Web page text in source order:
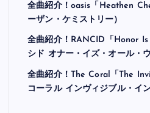
全曲紹介！oasis「Heathen
ーザン・ケミストリー）
全曲紹介！RANCID「Honor
シド オナー・イズ・オール・
全曲紹介！The Coral「The
コーラル インヴィジブル・イ